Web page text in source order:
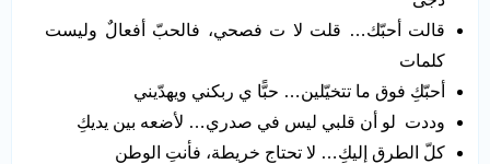
قالت أحبّك… قلت لا ت فصحي، فالحبّ أفعالٌ وليست
كلمات
أحبّكِ فوق ما تتخيّلين… حبًّا ي ربكني ويهدّيني
وددت لو أن قلبي ليس في صدري… لأضعه بين يديكِ
كلّ الطرق إليكِ… لا تحتاج خريطة، فأنتِ الوطن